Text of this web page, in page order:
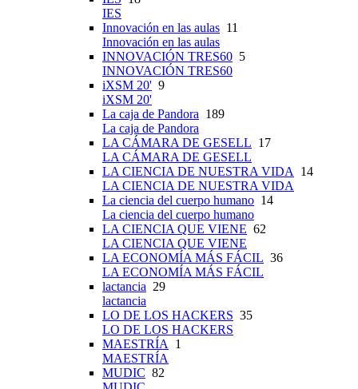
IES
Innovación en las aulas 11
Innovación en las aulas
INNOVACIÓN TRES60 5
INNOVACIÓN TRES60
iXSM 20' 9
iXSM 20'
La caja de Pandora 189
La caja de Pandora
LA CÁMARA DE GESELL 17
LA CÁMARA DE GESELL
LA CIENCIA DE NUESTRA VIDA
14
LA CIENCIA DE NUESTRA VIDA
La ciencia del cuerpo humano 14
La ciencia del cuerpo humano
LA CIENCIA QUE VIENE 62
LA CIENCIA QUE VIENE
LA ECONOMÍA MÁS FÁCIL 36
LA ECONOMÍA MÁS FÁCIL
lactancia 29
lactancia
LO DE LOS HACKERS 35
LO DE LOS HACKERS
MAESTRÍA
1
MAESTRÍA
MUDIC 82